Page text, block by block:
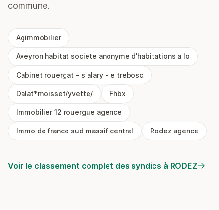
commune.
Agimmobilier
Aveyron habitat societe anonyme d'habitations a lo
Cabinet rouergat - s alary - e trebosc
Dalat*moisset/yvette/ Fhbx
Immobilier 12 rouergue agence
Immo de france sud massif central Rodez agence
Voir le classement complet des syndics à RODEZ